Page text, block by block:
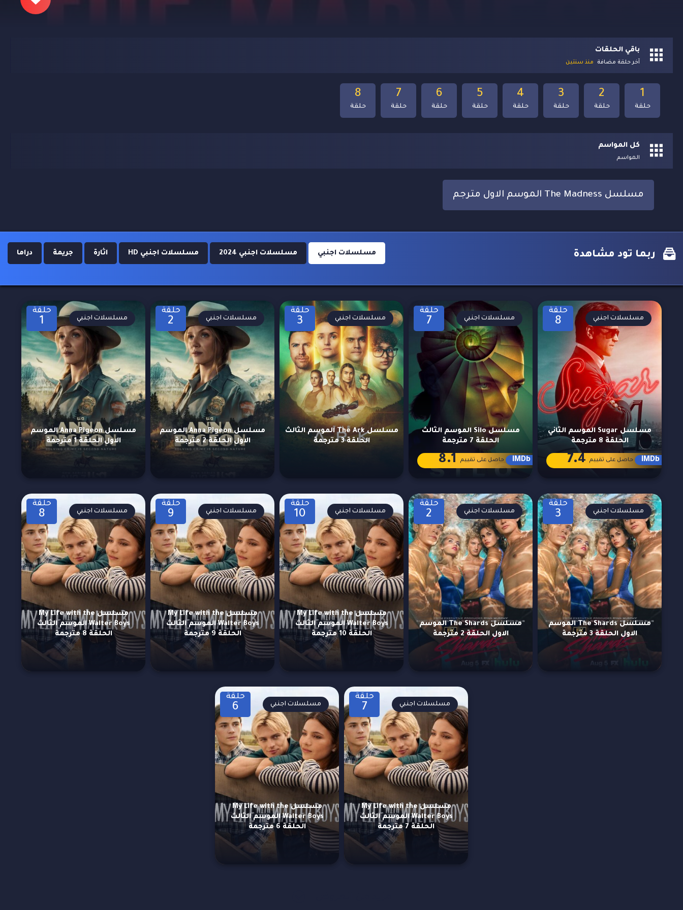
باقي الحلقات
آخر حلقة مضافة منذ سنتين
8
حلقة
7
حلقة
6
حلقة
5
حلقة
4
حلقة
3
حلقة
2
حلقة
1
حلقة
كل المواسم
المواسم
مسلسل The Madness الموسم الاول مترجم
ربما تود مشاهدة مسلسلات اجنبي مسلسلات اجنبي 2024 مسلسلات اجنبي HD اثارة جريمة دراما
حلقة
8
مسلسل Sugar الموسم الثاني
الحلقة 8 مترجمة
مسلسلات اجنبي
IMDb حاصل على تقييم 7.4
حلقة
7
مسلسل Silo الموسم الثالث
الحلقة 7 مترجمة
مسلسلات اجنبي
IMDb حاصل على تقييم 8.1
حلقة
3
مسلسل The Ark الموسم الثالث
الحلقة 3 مترجمة
مسلسلات اجنبي
حلقة
2
مسلسل Anna Pigeon الموسم
الاول الحلقة 2 مترجمة
مسلسلات اجنبي
حلقة
1
مسلسل Anna Pigeon الموسم
الاول الحلقة 1 مترجمة
مسلسلات اجنبي
حلقة
3
مسلسل The Shards الموسم
الاول الحلقة 3 مترجمة
مسلسلات اجنبي
حلقة
2
مسلسل The Shards الموسم
الاول الحلقة 2 مترجمة
مسلسلات اجنبي
حلقة
10
مسلسل My Life with the
Walter Boys الموسم الثالث
الحلقة 10 مترجمة
مسلسلات اجنبي
حلقة
9
مسلسل My Life with the
Walter Boys الموسم الثالث
الحلقة 9 مترجمة
مسلسلات اجنبي
حلقة
8
مسلسل My Life with the
Walter Boys الموسم الثالث
الحلقة 8 مترجمة
مسلسلات اجنبي
حلقة
7
مسلسل My Life with the
Walter Boys الموسم الثالث
الحلقة 7 مترجمة
مسلسلات اجنبي
حلقة
6
مسلسل My Life with the
Walter Boys الموسم الثالث
الحلقة 6 مترجمة
مسلسلات اجنبي